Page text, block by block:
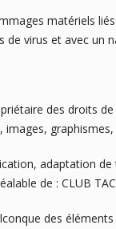
matériels
virus et avec un
des droits
adaptation
de : CLUB TAC
des